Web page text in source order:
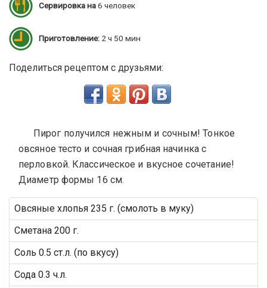
Сервировка на6 человек
Приготовление: 2 ч 50 мин
Поделиться рецептом с друзьями:
Пирог получился нежным и сочным! Тонкое
овсяное тесто и сочная грибная начинка с
перловкой. Классическое и вкусное сочетание!
Диаметр формы 16 см.
Овсяные хлопья 235 г. (смолоть в муку)
Сметана 200 г.
Соль 0.5 ст.л. (по вкусу)
Сода 0.3 ч.л.